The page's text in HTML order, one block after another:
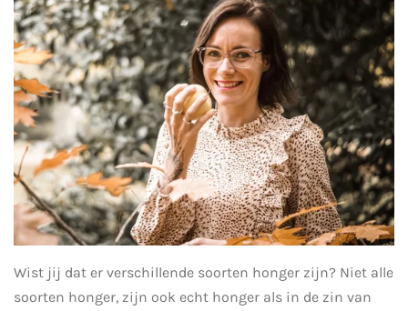
Wist jij dat er verschillende soorten honger zijn? Niet alle
soorten honger, zijn ook echt honger als in de zin van